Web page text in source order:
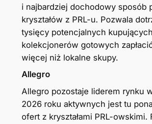
i najbardziej dochodowy sposób
kryształów z PRL-u. Pozwala
tysięcy potencjalnych
kolekcjonerów gotowych
więcej niż lokalne skupy.
Allegro
Allegro pozostaje liderem rynku
2026 roku aktywnych jest tu
ofert z kryształami PRL-owskimi.